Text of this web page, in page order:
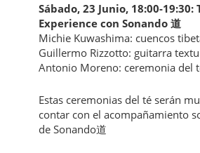
Sábado, 23 Junio, 18:00-19:30:
Experience con Sonando 道
Michie Kuwashima: cuencos
Guillermo Rizzotto: guitarra
Antonio Moreno: ceremonia del
Estas ceremonias del té serán
contar con el acompañamiento
de Sonando道